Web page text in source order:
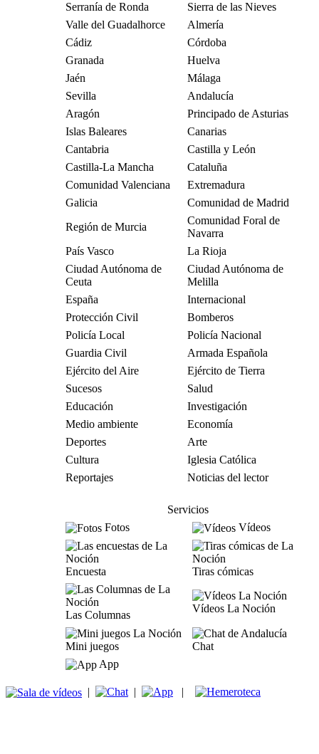
Serranía de Ronda
Sierra de las Nieves
Valle del Guadalhorce
Almería
Cádiz
Córdoba
Granada
Huelva
Jaén
Málaga
Sevilla
Andalucía
Aragón
Principado de Asturias
Islas Baleares
Canarias
Cantabria
Castilla y León
Castilla-La Mancha
Cataluña
Comunidad Valenciana
Extremadura
Galicia
Comunidad de Madrid
Región de Murcia
Comunidad Foral de
Navarra
País Vasco
La Rioja
Ciudad Autónoma de
Ceuta
Ciudad Autónoma de
Melilla
España
Internacional
Protección Civil
Bomberos
Policía Local
Policía Nacional
Guardia Civil
Armada Española
Ejército del Aire
Ejército de Tierra
Sucesos
Salud
Educación
Investigación
Medio ambiente
Economía
Deportes
Arte
Cultura
Iglesia Católica
Reportajes
Noticias del lector
Servicios
Fotos
Vídeos
Encuesta Tiras cómicas
Las Columnas
Vídeos La Noción
Mini juegos
Chat
App
| | |